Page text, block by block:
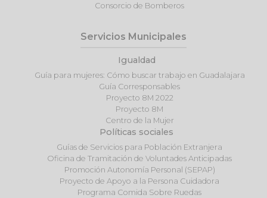
Consorcio de Bomberos
Servicios Municipales
Igualdad
Guía para mujeres: Cómo buscar trabajo en Guadalajara
Guía Corresponsables
Proyecto 8M 2022
Proyecto 8M
Centro de la Mujer
Políticas sociales
Guías de Servicios para Población Extranjera
Oficina de Tramitación de Voluntades Anticipadas
Promoción Autonomía Personal (SEPAP)
Proyecto de Apoyo a la Persona Cuidadora
Programa Comida Sobre Ruedas